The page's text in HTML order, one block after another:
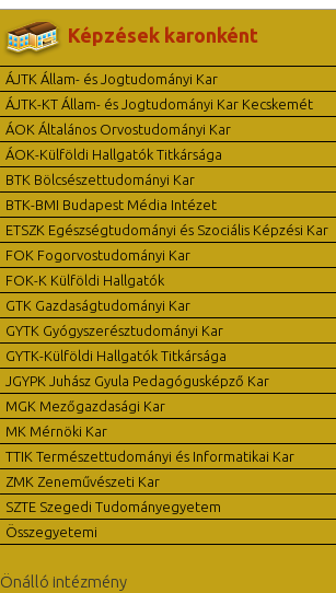
Képzések karonként
ÁJTK Állam- és Jogtudományi Kar
ÁJTK-KT Állam- és Jogtudományi Kar Kecskemét
ÁOK Általános Orvostudományi Kar
ÁOK-Külföldi Hallgatók Titkársága
BTK Bölcsészettudományi Kar
BTK-BMI Budapest Média Intézet
ETSZK Egészségtudományi és Szociális Képzési Kar
FOK Fogorvostudományi Kar
FOK-K Külföldi Hallgatók
GTK Gazdaságtudományi Kar
GYTK Gyógyszerésztudományi Kar
GYTK-Külföldi Hallgatók Titkársága
JGYPK Juhász Gyula Pedagógusképző Kar
MGK Mezőgazdasági Kar
MK Mérnöki Kar
TTIK Természettudományi és Informatikai Kar
ZMK Zeneművészeti Kar
SZTE Szegedi Tudományegyetem
Összegyetemi
Önálló intézmény